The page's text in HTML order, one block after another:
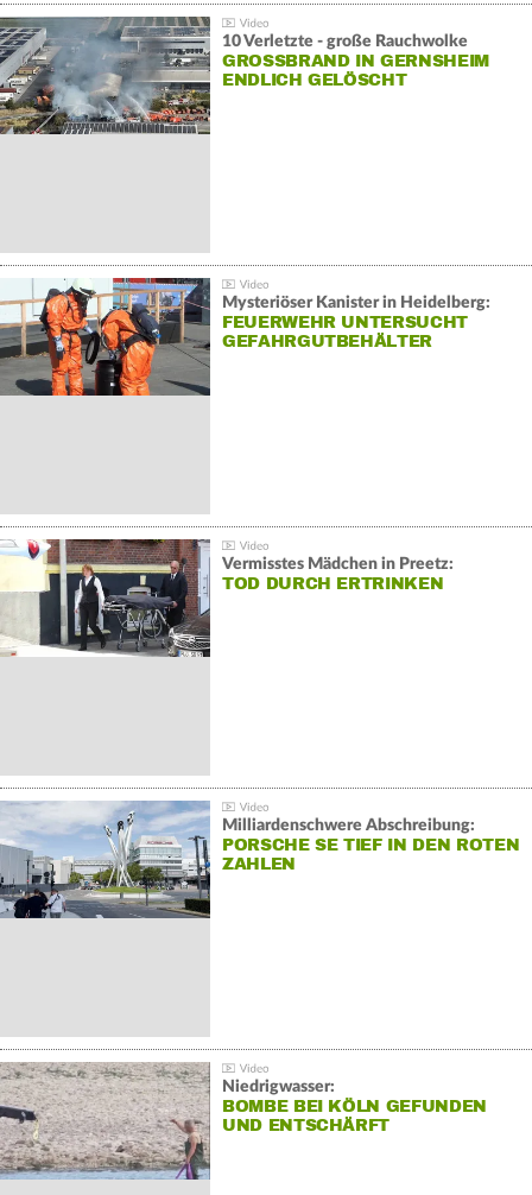
10 Verletzte - große Rauchwolke
GROSSBRAND IN GERNSHEIM E
NDLICH GELÖSCHT
Mysteriöser Kanister in Heidelberg:
FEUERWEHR UNTERSUCHT
GEFAHRGUTBEHÄLTER
Vermisstes Mädchen in Preetz:
TOD DURCH ERTRINKEN
Milliardenschwere Abschreibung:
PORSCHE SE TIEF IN DEN ROTEN
ZAHLEN
Niedrigwasser:
BOMBE BEI KÖLN GEFUNDEN
UND ENTSCHÄRFT